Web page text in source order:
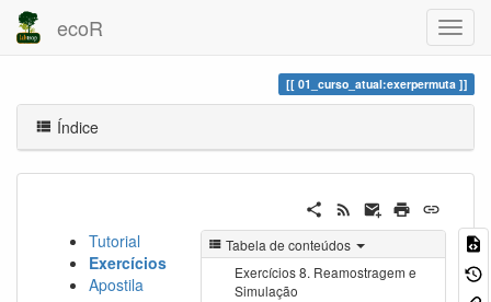
ecoR
01_curso_atual:exerpermuta
Índice
Tabela de conteúdos
Exercícios 8. Reamostragem e
Simulação
Tutorial
Exercícios
Apostila